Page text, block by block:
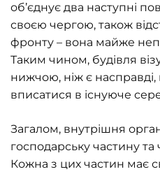
об’єднує два наступні
своєю чергою, також
фронту – вона майже
Таким чином, будівля
нижчою, ніж є насправді,
вписатися в існуюче
Загалом, внутрішня
господарську частину та
Кожна з цих частин має